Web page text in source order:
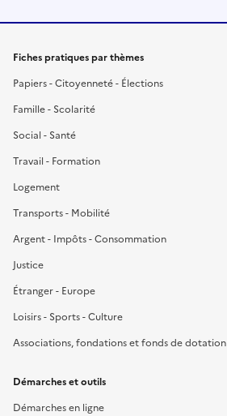
Fiches pratiques par thèmes
Papiers - Citoyenneté - Élections
Famille - Scolarité
Social - Santé
Travail - Formation
Logement
Transports - Mobilité
Argent - Impôts - Consommation
Justice
Étranger - Europe
Loisirs - Sports - Culture
Associations, fondations et fonds de dotation
Démarches et outils
Démarches en ligne